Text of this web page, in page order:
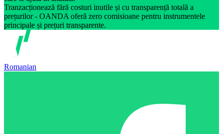
Tranzacționează fără costuri inutile și cu transparență totală a
prețurilor - OANDA oferă zero comisioane pentru instrumentele
principale și prețuri transparente.
Romanian